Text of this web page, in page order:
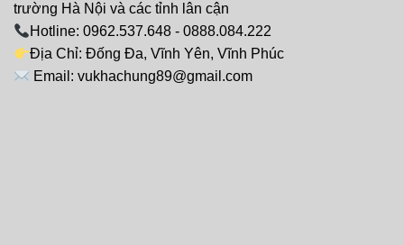
trường Hà Nội và các tỉnh lân cận
Hotline: 0962.537.648 - 0888.084.222
Địa Chỉ: Đống Đa, Vĩnh Yên, Vĩnh Phúc
Email: vukhachung89@gmail.com